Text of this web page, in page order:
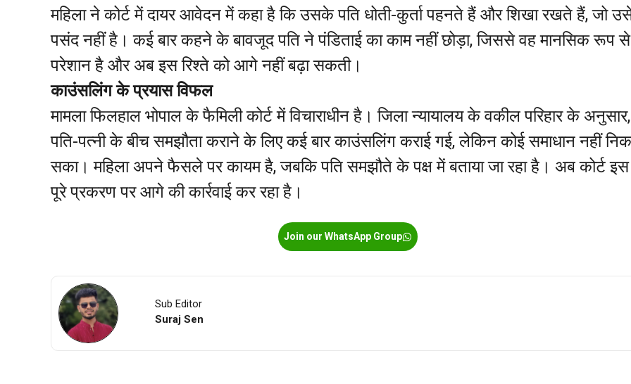
महिला ने कोर्ट में दायर आवेदन में कहा है कि उसके पति धोती-कुर्ता पहनते हैं और शिखा रखते हैं, जो
पसंद नहीं है। कई बार कहने के बावजूद पति ने पंडिताई का काम नहीं छोड़ा, जिससे वह मानसिक रूप से
परेशान है और अब इस रिश्ते को आगे नहीं बढ़ा सकती।
काउंसलिंग के प्रयास विफल
मामला फिलहाल भोपाल के फैमिली कोर्ट में विचाराधीन है। जिला न्यायालय के वकील परिहार के अनुसार,
पति-पत्नी के बीच समझौता कराने के लिए कई बार काउंसलिंग कराई गई, लेकिन कोई समाधान नहीं
सका। महिला अपने फैसले पर कायम है, जबकि पति समझौते के पक्ष में बताया जा रहा है। अब कोर्ट इस
पूरे प्रकरण पर आगे की कार्रवाई कर रहा है।
Join our WhatsApp Group
Sub Editor
Suraj Sen